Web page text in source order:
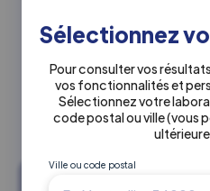
Sélectionnez
Pour consulter vos
vos fonctionnalités et
Sélectionnez votre
code postal ou ville(vous
Ville ou code postal
Coordonnées siège
Immeuble Altitude
Jarry 97122 BAIE-